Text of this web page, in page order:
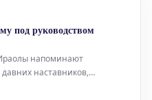
под руководством
напоминают
давних наставников,
Марсело Бьелсы.